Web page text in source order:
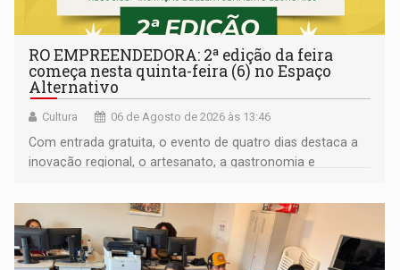
RO EMPREENDEDORA: 2ª edição da feira
começa nesta quinta-feira (6) no Espaço
Alternativo
Cultura 06 de Agosto de 2026 às 13:46
Com entrada gratuita, o evento de quatro dias destaca a
inovação regional, o artesanato, a gastronomia e